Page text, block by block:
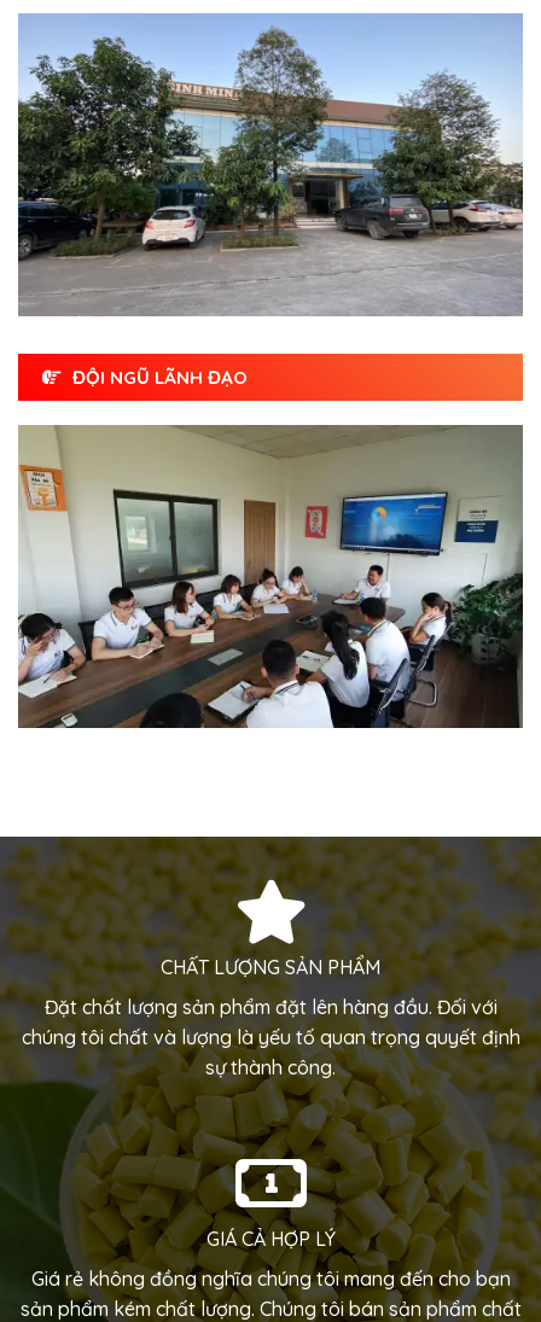
ĐỘI NGŨ LÃNH ĐẠO
CHẤT LƯỢNG SẢN PHẨM
Đặt chất lượng sản phẩm đặt lên hàng đầu. Đối với
chúng tôi chất và lượng là yếu tố quan trọng quyết định
sự thành công.
GIÁ CẢ HỢP LÝ
Giá rẻ không đồng nghĩa chúng tôi mang đến cho bạn
sản phẩm kém chất lượng. Chúng tôi bán sản phẩm chất